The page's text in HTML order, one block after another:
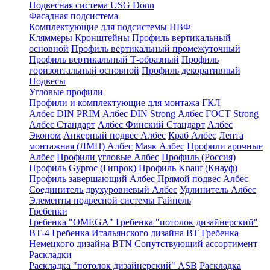
Подвесная система USG Donn
Фасадная подсистема
Комплектующие для подсистемы НВФ
Кляммеры Кронштейны Профиль вертикальный
основной Профиль вертикальный промежуточный
Профиль вертикальный Т-образный Профиль
горизонтальный основной Профиль декоративный
Подвесы
Угловые профили
Профили и комплектующие для монтажа ГКЛ
Албес DIN PRIM Албес DIN Strong Албес ГОСТ Strong
Албес Стандарт Албес Финский Стандарт Албес
Эконом Анкерный подвес Албес Краб Албес Лента
монтажная (ЛМП) Албес Маяк Албес Профили арочные
Албес Профили угловые Албес Профиль (Россия)
Профиль Gyproc (Гипрок) Профиль Knauf (Кнауф)
Профиль завершающий Албес Прямой подвес Албес
Соединитель двухуровневый Албес Удлинитель Албес
Элементы подвесной системы Гайпель
Гребенки
Гребенка "OMEGA" Гребенка "потолок дизайнерский"
ВТ-4 Гребенка Итальянского дизайна BT Гребенка
Немецкого дизайна ВТN Сопутствующий ассортимент
Раскладки
Раскладка "потолок дизайнерский" ASB Раскладка